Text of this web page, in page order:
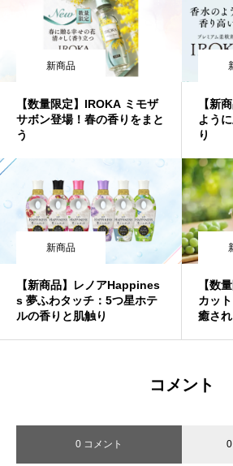
新商品
【数量限定】IROKA ミモザ
サボン登場！春の香りをまと
う
【新
よう
り
新商品
【新商品】レノアHappines
s 夢ふわタッチ：5つ星ホテ
ルの香りと肌触り
【数
カッ
癒さ
コメント
0 コメント